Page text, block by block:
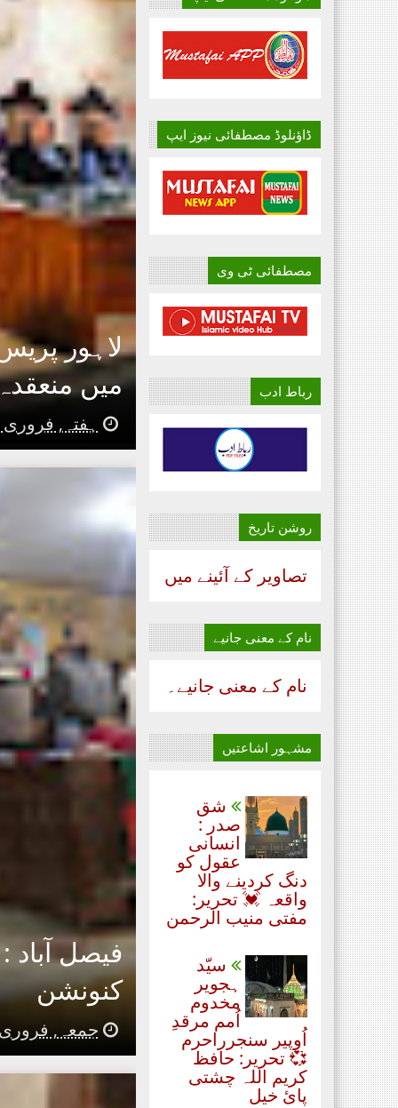
ڈاؤنلوڈ مصطفائی نیوز ایپ
مصطفائی ٹی وی
رباط ادب
روشن تاریخ
تصاویر کے آئینے میں
نام‌ کے معنی جانیے
نام‌ کے معنی جانیے۔
مشہور اشاعتیں
شق
صدر :
انسانی
عقول کو
دنگ کردینے والا
واقعہ 💓 تحریر:
مفتی منیب الرحمن
سیّد
ہجویر
مخدوم
اُمم مرقدِ
اُوپیر سنجرراحرم
💞 تحریر: حافظ
کریم اللہ چشتی
پائ خیل
لاہور
میں
ہفتہ, فروری 26,
فیصل آباد
کنونشن
جمعہ, فروری 25,